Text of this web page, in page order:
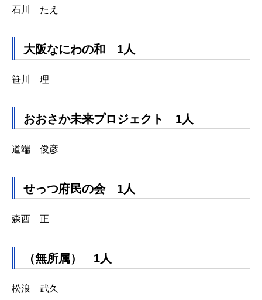
石川 たえ
大阪なにわの和 1人
笹川 理
おおさか未来プロジェクト 1人
道端 俊彦
せっつ府民の会 1人
森西 正
（無所属） 1人
松浪 武久